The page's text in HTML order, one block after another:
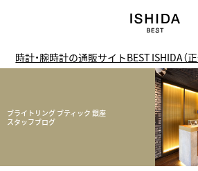
時計・腕時計の通販サイトBEST ISHIDA（正
ブライトリング ブティック 銀座
スタッフブログ